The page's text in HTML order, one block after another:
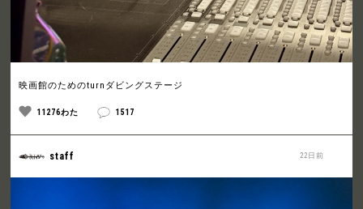
映画館のためのturnダビングステージ
11276わた 1517
22日前
staff